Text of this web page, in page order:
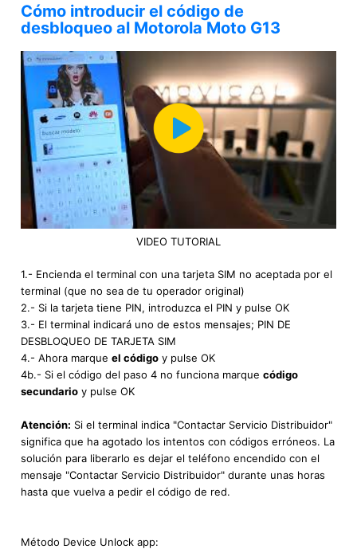
Cómo introducir el código de
desbloqueo al Motorola Moto G13
VIDEO TUTORIAL
1.- Encienda el terminal con una tarjeta SIM no aceptada por el
terminal (que no sea de tu operador original)
2.- Si la tarjeta tiene PIN, introduzca el PIN y pulse OK
3.- El terminal indicará uno de estos mensajes; PIN DE
DESBLOQUEO DE TARJETA SIM
4.- Ahora marque el código y pulse OK
4b.- Si el código del paso 4 no funciona marque código
secundario y pulse OK
Atención: Si el terminal indica "Contactar Servicio Distribuidor"
significa que ha agotado los intentos con códigos erróneos. La
solución para liberarlo es dejar el teléfono encendido con el
mensaje "Contactar Servicio Distribuidor" durante unas horas
hasta que vuelva a pedir el código de red.
Método Device Unlock app: